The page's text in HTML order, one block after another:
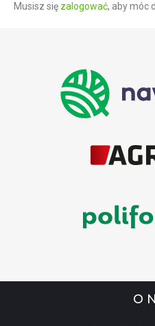
Musisz się zalogować, aby móc
O